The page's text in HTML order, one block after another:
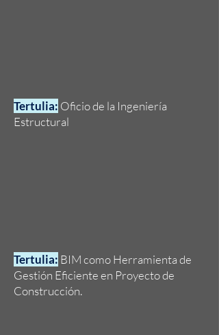
Tertulia: Oficio de la Ingeniería
Estructural
Tertulia: BIM como Herramienta de
Gestión Eficiente en Proyecto de
Construcción.